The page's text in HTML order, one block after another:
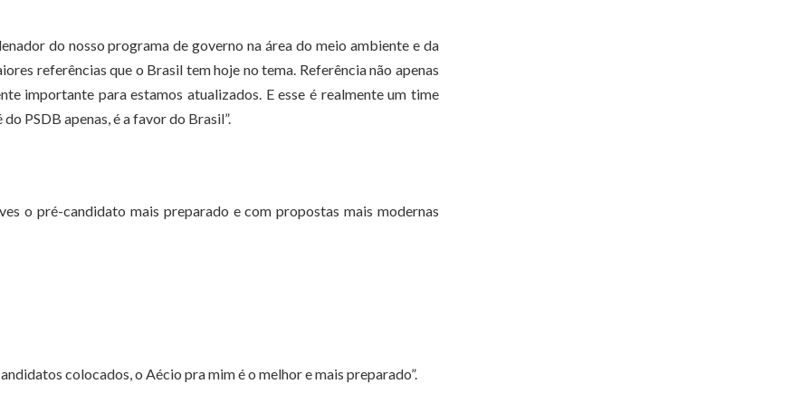
do nosso programa de governo na área do meio ambiente e da
referências que o Brasil tem hoje no tema. Referência não apenas
importante para estamos atualizados. E esse é realmente um time
PSDB apenas, é a favor do Brasil”.
o pré-candidato mais preparado e com propostas mais modernas
colocados, o Aécio pra mim é o melhor e mais preparado”.